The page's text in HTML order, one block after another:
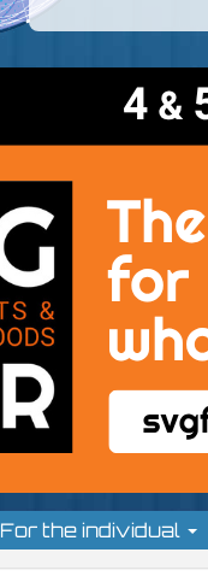
For the individual